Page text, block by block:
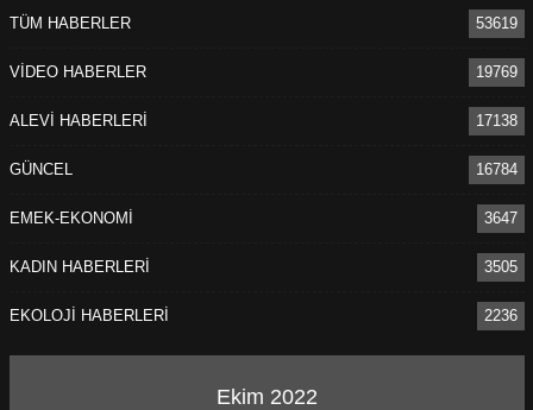
TÜM HABERLER 53619
VİDEO HABERLER 19769
ALEVİ HABERLERİ 17138
GÜNCEL 16784
EMEK-EKONOMİ 3647
KADIN HABERLERİ 3505
EKOLOJİ HABERLERİ 2236
Ekim 2022